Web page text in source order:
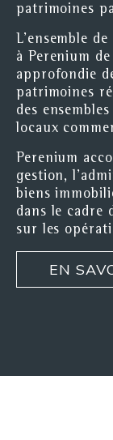
patrimoines
L’ensemble
à Perenium
approfondie
patrimoines
des
locaux
Perenium
gestion,
biens
dans le cadre
sur les
EN